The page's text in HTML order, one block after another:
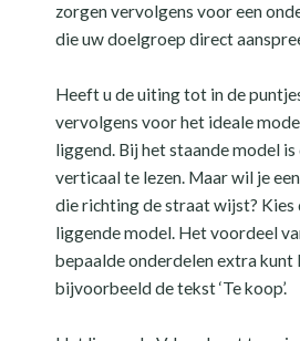
zorgen vervolgens voor een
die uw doelgroep direct
Heeft u de uiting tot in de
vervolgens voor het ideale
liggend. Bij het staande model
verticaal te lezen. Maar wil je
die richting de straat wijst? Kies
liggende model. Het voordeel
bepaalde onderdelen extra kunt
bijvoorbeeld de tekst ‘Te koop’.